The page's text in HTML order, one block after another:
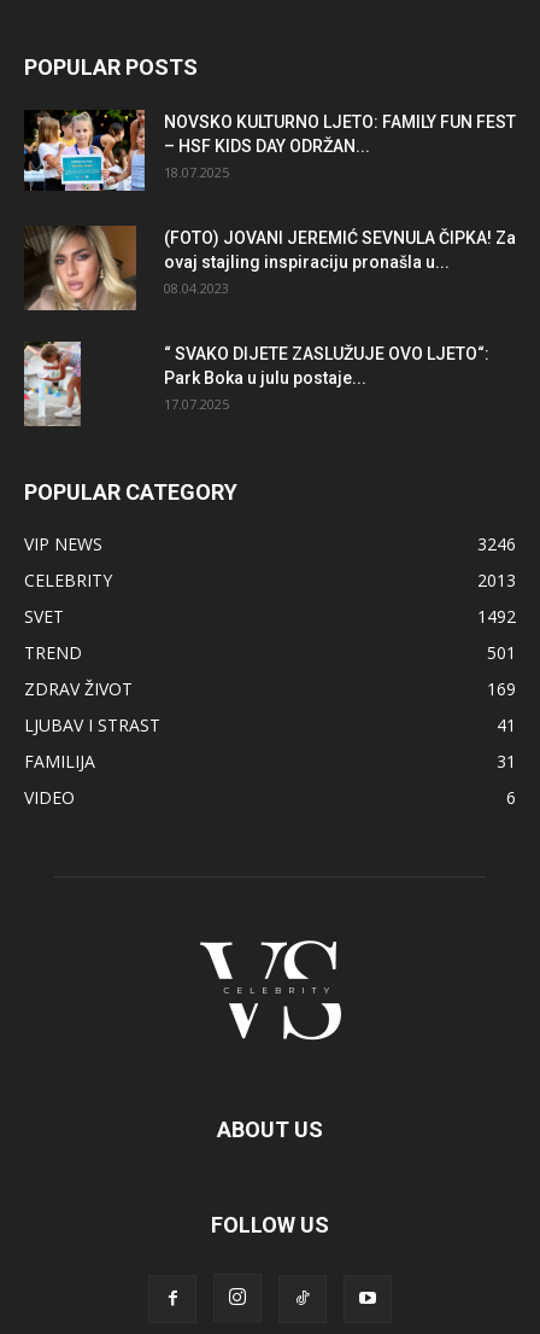
POPULAR POSTS
NOVSKO KULTURNO LJETO: FAMILY FUN FEST
– HSF KIDS DAY ODRŽAN...
18.07.2025
(FOTO) JOVANI JEREMIĆ SEVNULA ČIPKA! Za
ovaj stajling inspiraciju pronašla u...
08.04.2023
“ SVAKO DIJETE ZASLUŽUJE OVO LJETO“:
Park Boka u julu postaje...
17.07.2025
POPULAR CATEGORY
VIP NEWS
3246
CELEBRITY
2013
SVET
1492
TREND
501
ZDRAV ŽIVOT
169
LJUBAV I STRAST
41
FAMILIJA
31
VIDEO
6
ABOUT US
FOLLOW US